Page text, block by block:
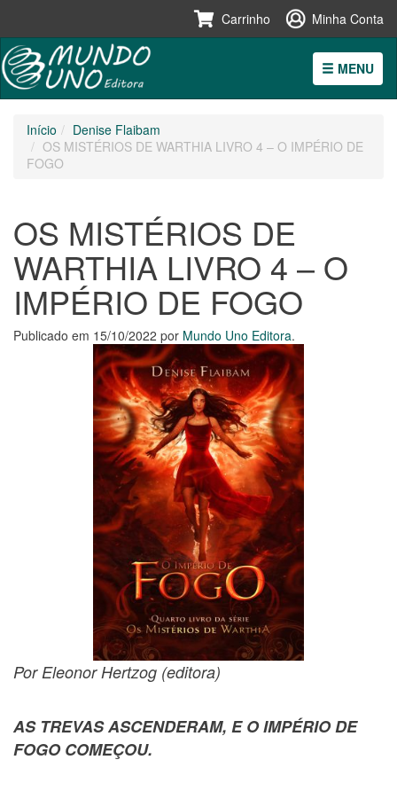
para
o
conteúdo
Carrinho Minha Conta
MENU
Início
Denise Flaibam
OS MISTÉRIOS DE WARTHIA LIVRO 4 – O IMPÉRIO DE
FOGO
OS MISTÉRIOS DE
WARTHIA LIVRO 4 – O
IMPÉRIO DE FOGO
Publicado em 15/10/2022 por Mundo Uno Editora.
Por Eleonor Hertzog (editora)
AS TREVAS ASCENDERAM, E O IMPÉRIO DE
FOGO COMEÇOU.